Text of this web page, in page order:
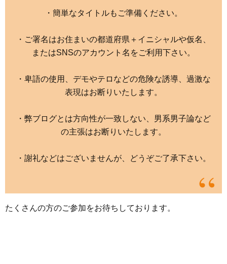
・簡単なタイトルもご準備ください。
・ご署名はお住まいの都道府県＋イニシャルや仮名、
またはSNSのアカウント名をご利用下さい。
・卑語の使用、デモやテロなどの危険な誘導、過激な
表現はお断りいたします。
・弊ブログとは方向性が一致しない、男系男子論など
の主張はお断りいたします。
・謝礼などはございませんが、どうぞご了承下さい。
たくさんの方のご参加をお待ちしております。